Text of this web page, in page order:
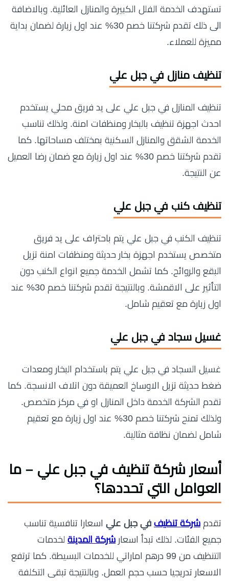
تستهدف الخدمة الفلل الكبيرة والمنازل العائلية. وبالاضافة
الى ذلك تقدم شركتنا خصم 30% عند اول زيارة لضمان بداية
مميزة للعملاء.
تنظيف منازل في جبل علي
تنظيف المنازل في جبل علي على يد فريق محلي يستخدم
احدث اجهزة تنظيف بالبخار ومنظفات امنة. ولذلك تناسب
الخدمة الشقق والمنازل السكنية بمختلف مساحاتها. كما
تقدم شركتنا خصم 30% عند اول زيارة مع ضمان رضا العميل
عن النتيجة.
تنظيف كنب في جبل علي
تنظيف الكنب في جبل علي يتم باحتراف على يد فريق
متخصص يستخدم اجهزة بخار حديثة ومنظفات امنة تزيل
البقع والروائح. كما تشمل الخدمة جميع انواع الكنب دون
التأثير على الاقمشة. وبالنتيجة تقدم شركتنا خصم 30% عند
اول زيارة مع تعقيم شامل.
غسيل سجاد في جبل علي
غسيل السجاد في جبل علي يتم باستخدام البخار ومعدات
ضغط حديثة تزيل الاوساخ العميقة دون اتلاف الانسجة. كما
تقدم الشركة الخدمة داخل المنازل او في مركز متخصص.
ولذلك تمنح شركتنا خصم 30% عند اول زيارة مع تعقيم
شامل لضمان نظافة مثالية.
أسعار شركة تنظيف في جبل علي – ما
العوامل التي تحددها؟
تقدم شركة تنظيف في جبل علي اسعارا تنافسية تناسب
جميع الفئات. لذلك تبدأ اسعار شركة المدينة لخدمات
التنظيف من 99 درهم اماراتي للخدمات البسيطة. كما ترتفع
الاسعار تدريجيا حسب حجم العمل. وبالنتيجة تبقى التكلفة